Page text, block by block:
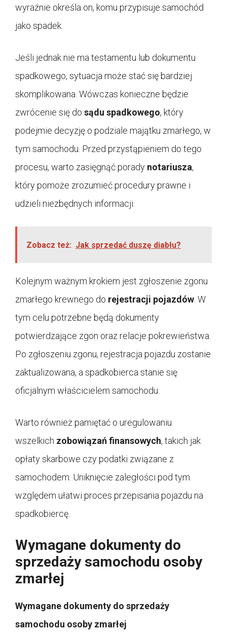
wyraźnie określa on, komu przypisuje samochód
jako spadek.
Jeśli jednak nie ma testamentu lub dokumentu
spadkowego, sytuacja może stać się bardziej
skomplikowana. Wówczas konieczne będzie
zwrócenie się do sądu spadkowego, który
podejmie decyzję o podziale majątku zmarłego, w
tym samochodu. Przed przystąpieniem do tego
procesu, warto zasięgnąć porady notariusza,
który pomoże zrozumieć procedury prawne i
udzieli niezbędnych informacji.
Zobacz też: Jak sprzedać duszę diabłu?
Kolejnym ważnym krokiem jest zgłoszenie zgonu
zmarłego krewnego do rejestracji pojazdów . W
tym celu potrzebne będą dokumenty
potwierdzające zgon oraz relacje pokrewieństwa.
Po zgłoszeniu zgonu, rejestracja pojazdu zostanie
zaktualizowana, a spadkobierca stanie się
oficjalnym właścicielem samochodu.
Warto również pamiętać o uregulowaniu
wszelkich zobowiązań finansowych, takich jak
opłaty skarbowe czy podatki związane z
samochodem. Uniknięcie zaległości pod tym
względem ułatwi proces przepisania pojazdu na
spadkobiercę.
Wymagane dokumenty do
sprzedaży samochodu osoby
zmarłej
Wymagane dokumenty do sprzedaży
samochodu osoby zmarłej